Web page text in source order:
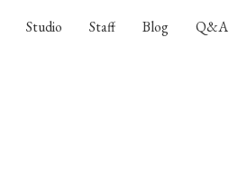
Studio Staff Blog Q&A